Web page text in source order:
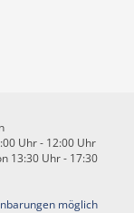
Uhr - 12:00 Uhr
13:30 Uhr - 17:30
möglich